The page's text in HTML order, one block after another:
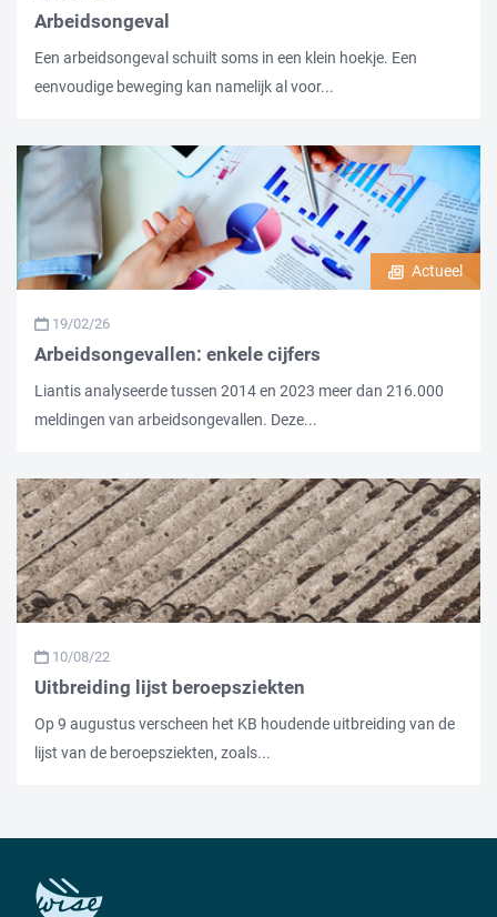
Arbeidsongeval
Een arbeidsongeval schuilt soms in een klein hoekje. Een
eenvoudige beweging kan namelijk al voor...
Actueel
19/02/26
Arbeidsongevallen: enkele cijfers
Liantis analyseerde tussen 2014 en 2023 meer dan 216.000
meldingen van arbeidsongevallen. Deze...
10/08/22
Uitbreiding lijst beroepsziekten
Op 9 augustus verscheen het KB houdende uitbreiding van de
lijst van de beroepsziekten, zoals...